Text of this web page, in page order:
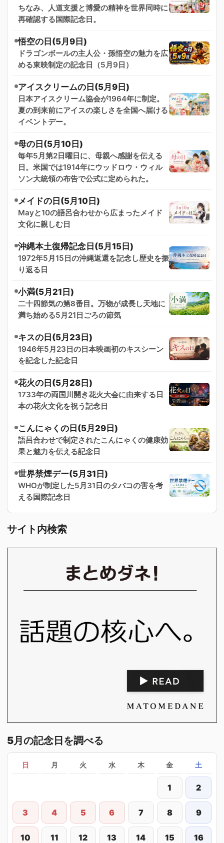
ちなみ、人道支援と博愛の精神を世界同時に
再確認する国際記念日。
悟空の日(5月9日)
ドラゴンボールの主人公・孫悟空の魅力を広
める東映制定の記念日（5月9日）
アイスクリームの日(5月9日)
日本アイスクリーム協会が1964年に制定。
夏の到来前にアイスの楽しさを全国へ届ける
イベントデー。
母の日(5月10日)
毎年5月第2日曜日に、母親へ感謝を伝える
日。米国では1914年にウッドロウ・ウィル
ソン大統領の布告で公式に定められた。
メイドの日(5月10日)
Mayと10の語呂合わせから広まったメイド
文化に親しむ日
沖縄本土復帰記念日(5月15日)
1972年5月15日の沖縄返還を記念し歴史を振
り返る日
小満(5月21日)
二十四節気の第8番目。万物が成長し天地に
満ち始める5月21日ごろの節気
キスの日(5月23日)
1946年5月23日の日本映画初のキスシーン
を記念した記念日
花火の日(5月28日)
1733年の両国川開き花火大会に由来する日
本の花火文化を祝う記念日
こんにゃくの日(5月29日)
語呂合わせで制定されたこんにゃくの健康効
果と魅力を伝える記念日
世界禁煙デー(5月31日)
WHOが制定した5月31日のタバコの害を考
える国際記念日
サイト内検索
5月の記念日を調べる
日 月 火 水 木 金 土
1 2
3 4 5 6 7 8 9
10 11 12 13 14 15 16